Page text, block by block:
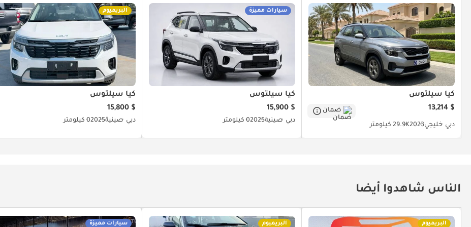
كيا سيلتوس
$ 13,214
ضمان
دبي خليجي202329.9K كيلومتر
سيارات مميزة
كيا سيلتوس
$ 15,900
دبي صينية20250 كيلومتر
البريميوم
كيا سيلتوس
$ 15,800
دبي صينية20250 كيلومتر
الناس شاهدوا أيضا
البريميوم البريميوم سيارات مميزة